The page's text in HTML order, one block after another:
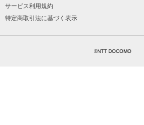
サービス利用規約
特定商取引法に基づく表示
©NTT DOCOMO